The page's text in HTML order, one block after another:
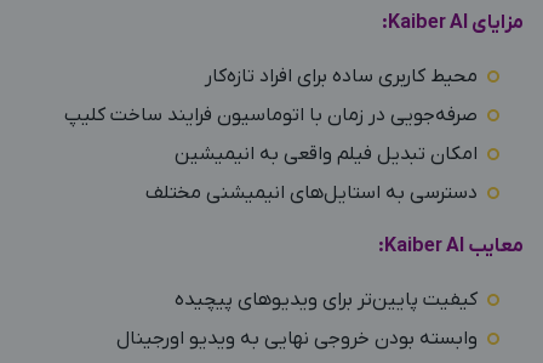
مزایای Kaiber AI:
محیط کاربری ساده برای افراد تازه‌کار
صرفه‌جویی در زمان با اتوماسیون فرایند ساخت کلیپ
امکان تبدیل فیلم واقعی به انیمیشین
دسترسی به استایل‌های انیمیشنی مختلف
معایب Kaiber AI:
کیفیت پایین‌تر برای ویدیوهای پیچیده
وابسته بودن خروجی نهایی به ویدیو اورجینال